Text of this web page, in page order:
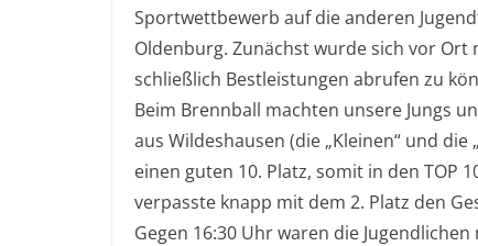
Sportwettbewerb auf die anderen
Oldenburg. Zunächst wurde sich vor
schließlich Bestleistungen abrufen zu
Beim Brennball machten unsere Jungs
aus Wildeshausen (die „Kleinen“ und
einen guten 10. Platz, somit in den TOP
verpasste knapp mit dem 2. Platz den
Gegen 16:30 Uhr waren die